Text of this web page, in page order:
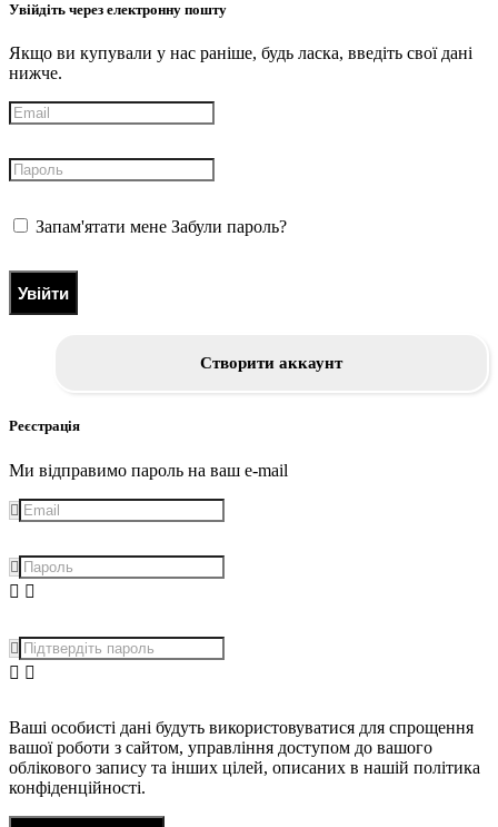
Увійдіть через електронну пошту
Якщо ви купували у нас раніше, будь ласка, введіть свої дані
нижче.
Запам'ятати мене Забули пароль?
Увійти
Створити аккаунт
Реєстрація
Ми відправимо пароль на ваш e-mail
Ваші особисті дані будуть використовуватися для спрощення
вашої роботи з сайтом, управління доступом до вашого
облікового запису та інших цілей, описаних в нашій політика
конфіденційності.